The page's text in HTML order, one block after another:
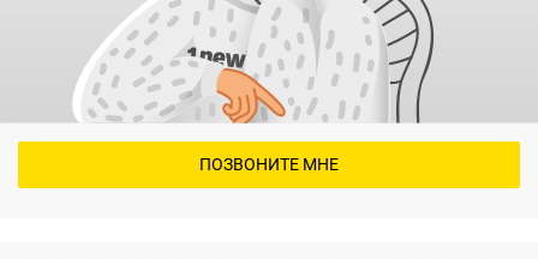
ПОЗВОНИТЕ МНЕ